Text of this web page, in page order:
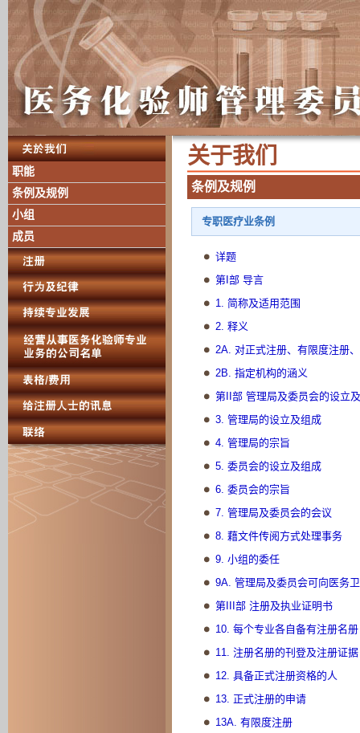
职能
条例及规例
小组
成员
关 于 我 们
条 例 及 规 例
专职医疗业条例
详题
第I部 导言
1. 简称及适用范围
2. 释义
2A. 对正式注册、有限度注册
2B. 指定机构的涵义
第II部 管理局及委员会的设立
3. 管理局的设立及组成
4. 管理局的宗旨
5. 委员会的设立及组成
6. 委员会的宗旨
7. 管理局及委员会的会议
8. 藉文件传阅方式处理事务
9. 小组的委任
9A. 管理局及委员会可向医务
第III部 注册及执业证明书
10. 每个专业各自备有注册名册
11. 注册名册的刊登及注册证据
12. 具备正式注册资格的人
13. 正式注册的申请
13A. 有限度注册